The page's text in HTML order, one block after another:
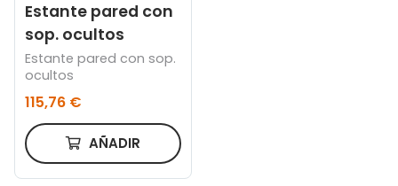
Estante pared con
sop. ocultos
Estante pared con sop.
ocultos
115,76 €
AÑADIR